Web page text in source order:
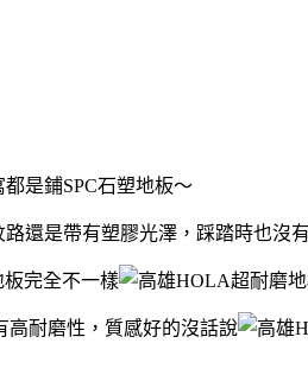
是鋪SPC石塑地板～
還是帶有塑膠光澤，踩踏時也沒
完全不一樣
高耐磨性，質感好的沒話說